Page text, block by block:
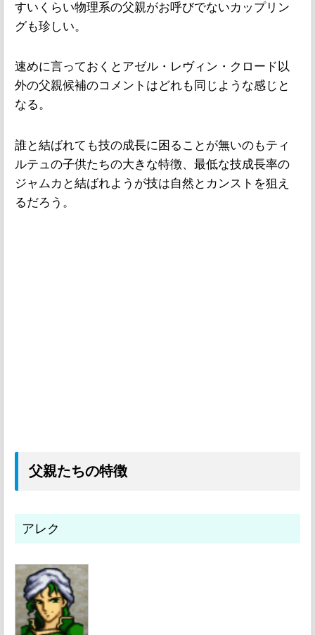
すいくらい物理系の父親がお呼びでないカップリン
グも珍しい。
速めに言っておくとアゼル・レヴィン・クロード以
外の父親候補のコメントはどれも同じような感じと
なる。
誰と結ばれても技の成長に困ることが無いのもティ
ルテュの子供たちの大きな特徴、最低な技成長率の
ジャムカと結ばれようが技は自然とカンストを狙え
るだろう。
父親たちの特徴
アレク